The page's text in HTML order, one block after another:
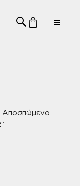
Menu
Αποσπώμενο